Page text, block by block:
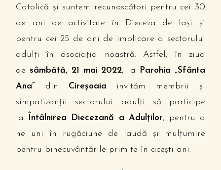
Catolică şi suntem recunoscători pentru cei 30
de ani de activitate în Dieceza de Iaşi şi
pentru cei 25 de ani de implicare a sectorului
adulţi în asociaţia noastră. Astfel, în ziua
desâmbătă, 21 mai 2022, la
Parohia „Sfânta
Ana” din Cireşoaia invităm membrii şi
simpatizanţii sectorului adulţi să participe
la Întâlnirea Diecezană a Adulţilor, pentru a
ne uni în rugăciune de laudă şi mulţumire
pentru binecuvântările primite în aceşti ani.